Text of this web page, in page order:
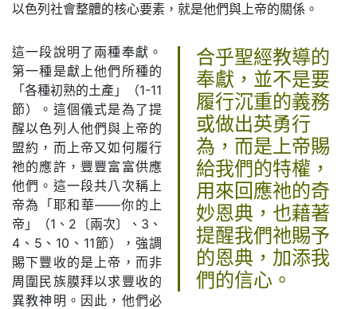
以色列社會整體的核心要素，就是他們與上帝的關係。
合乎聖經教導的
奉獻，並不是要
履行沉重的義務
或做出英勇行
為，而是上帝賜
給我們的特權，
用來回應祂的奇
妙恩典，也藉著
提醒我們祂賜予
的恩典，加添我
們的信心。
這一段說明了兩種奉獻。
第一種是獻上他們所種的
「各種初熟的土產」（1-11
節）。這個儀式是為了提
醒以色列人他們與上帝的
盟約，而上帝又如何履行
祂的應許，豐豐富富供應
他們。這一段共八次稱上
帝為「耶和華——你的上
帝」（1、2〔兩次〕、3、
4、5、10、11節），強調
賜下豐收的是上帝，而非
周圍民族膜拜以求豐收的
異教神明。因此，他們必